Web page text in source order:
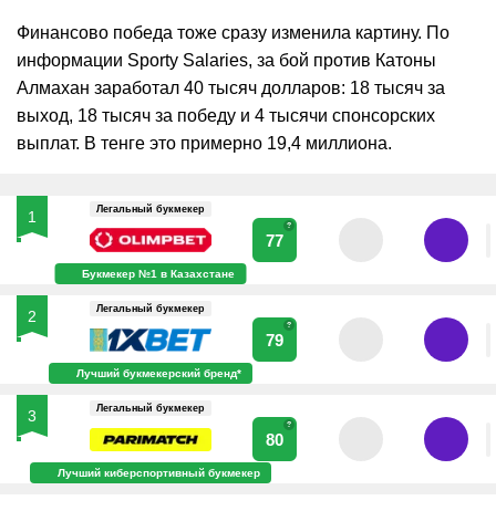
Финансово победа тоже сразу изменила картину. По
информации Sporty Salaries, за бой против Катоны
Алмахан заработал 40 тысяч долларов: 18 тысяч за
выход, 18 тысяч за победу и 4 тысячи спонсорских
выплат. В тенге это примерно 19,4 миллиона.
1 Легальный букмекер
Букмекер №1 в Казахстане
77
?
2 Легальный букмекер
Лучший букмекерский бренд*
79
?
3 Легальный букмекер
Лучший киберспортивный букмекер
80
?